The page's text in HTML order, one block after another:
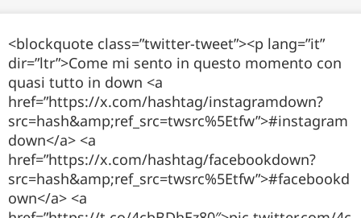
<blockquote class=”twitter-tweet”><p lang=”it”
dir=”ltr”>Come mi sento in questo momento con
quasi tutto in down <a
href=”https://x.com/hashtag/instagramdown?
src=hash&amp;ref_src=twsrc%5Etfw”>#instagram
down</a> <a
href=”https://x.com/hashtag/facebookdown?
src=hash&amp;ref_src=twsrc%5Etfw”>#facebookd
own</a> <a